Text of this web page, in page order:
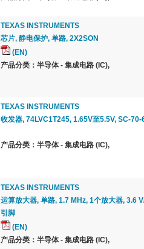
TEXAS INSTRUMENTS
芯片, 静电保护, 单路, 2X2SON
(EN)
产品分类：半导体 - 集成电路 (IC),
TEXAS INSTRUMENTS
收发器, 74LVC1T245, 1.65V至5.5V, SC-70-
产品分类：半导体 - 集成电路 (IC),
TEXAS INSTRUMENTS
运算放大器, 单路, 1.7 MHz, 1个放大器, 3.6
引脚
(EN)
产品分类：半导体 - 集成电路 (IC),